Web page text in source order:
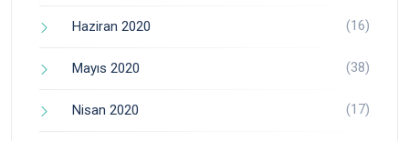
Haziran 2020 (16)
Mayıs 2020 (38)
Nisan 2020 (17)